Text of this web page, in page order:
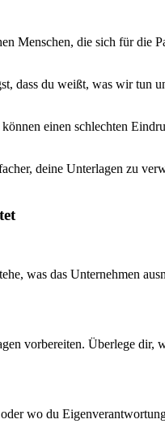
Menschen, die sich für die
dass du weißt, was wir tun
einen schlechten
deine Unterlagen zu
was das Unternehmen
vorbereiten. Überlege
wo du